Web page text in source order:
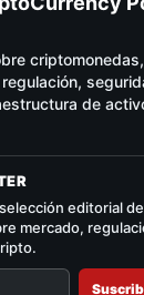
criptomonedas,
de
editorial de
mercado,